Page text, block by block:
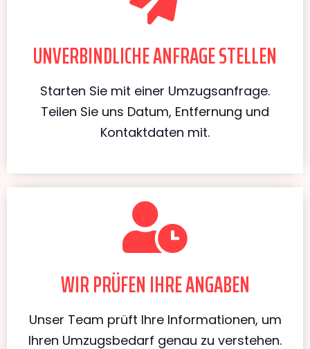
UNVERBINDLICHE ANFRAGE STELLEN
Starten Sie mit einer Umzugsanfrage.
Teilen Sie uns Datum, Entfernung und
Kontaktdaten mit.
WIR PRÜFEN IHRE ANGABEN
Unser Team prüft Ihre Informationen, um
Ihren Umzugsbedarf genau zu verstehen.